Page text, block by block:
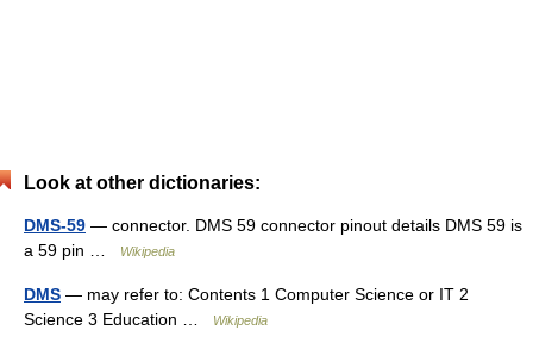
Look at other dictionaries:
DMS-59 — connector. DMS 59 connector pinout details DMS 59 is
a 59 pin …
Wikipedia
DMS — may refer to: Contents 1 Computer Science or IT 2
Science 3 Education …
Wikipedia